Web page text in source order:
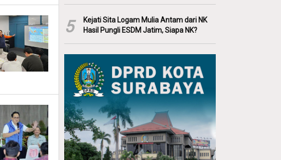
5
Kejati Sita Logam Mulia Antam dari NK
Hasil Pungli ESDM Jatim, Siapa NK?